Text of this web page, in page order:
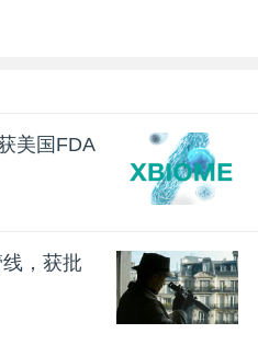
美国FDA
，获批